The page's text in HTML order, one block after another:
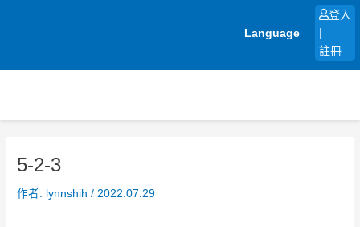
Language
登入
註冊
5-2-3
作者: lynnshih/ 2022.07.29